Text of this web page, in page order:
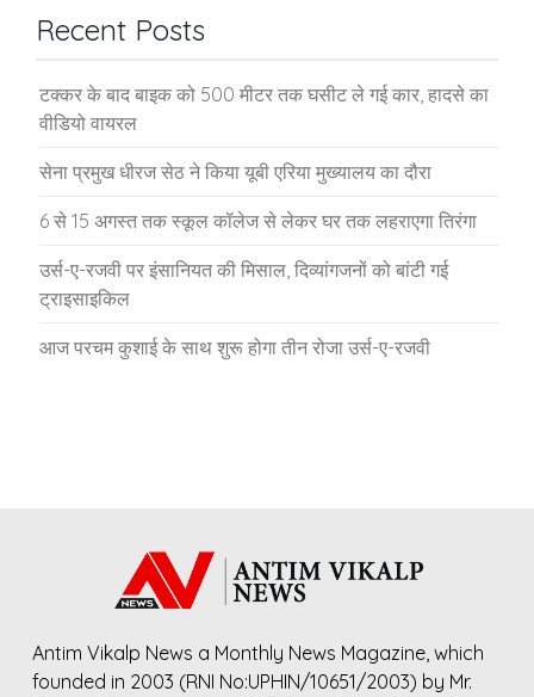
Recent Posts
टक्कर के बाद बाइक को 500 मीटर तक घसीट ले गई कार, हादसे का
वीडियो वायरल
सेना प्रमुख धीरज सेठ ने किया यूबी एरिया मुख्यालय का दौरा
6 से 15 अगस्त तक स्कूल कॉलेज से लेकर घर तक लहराएगा तिरंगा
उर्स-ए-रजवी पर इंसानियत की मिसाल, दिव्यांगजनों को बांटी गई
ट्राइसाइकिल
आज परचम कुशाई के साथ शुरू होगा तीन रोजा उर्स-ए-रजवी
Antim Vikalp News a Monthly News Magazine, which
founded in 2003 (RNI No:UPHIN/10651/2003) by Mr.